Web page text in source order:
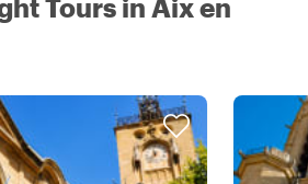
Tours in Aix en